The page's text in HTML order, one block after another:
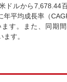
ドルから7,678.44
年平均成長率（
す。また、同期
す。